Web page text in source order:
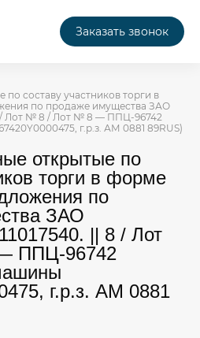
Заказать звонок
составу участников торги в
по продаже имущества ЗАО
/ Лот № 8 / Лот № 8 — ППЦ-96742
г.р.з. АМ 0881 89RUS)
открытые по
торги в форме
по
ЗАО
|| 8 / Лот
ППЦ-96742
г.р.з. АМ 0881